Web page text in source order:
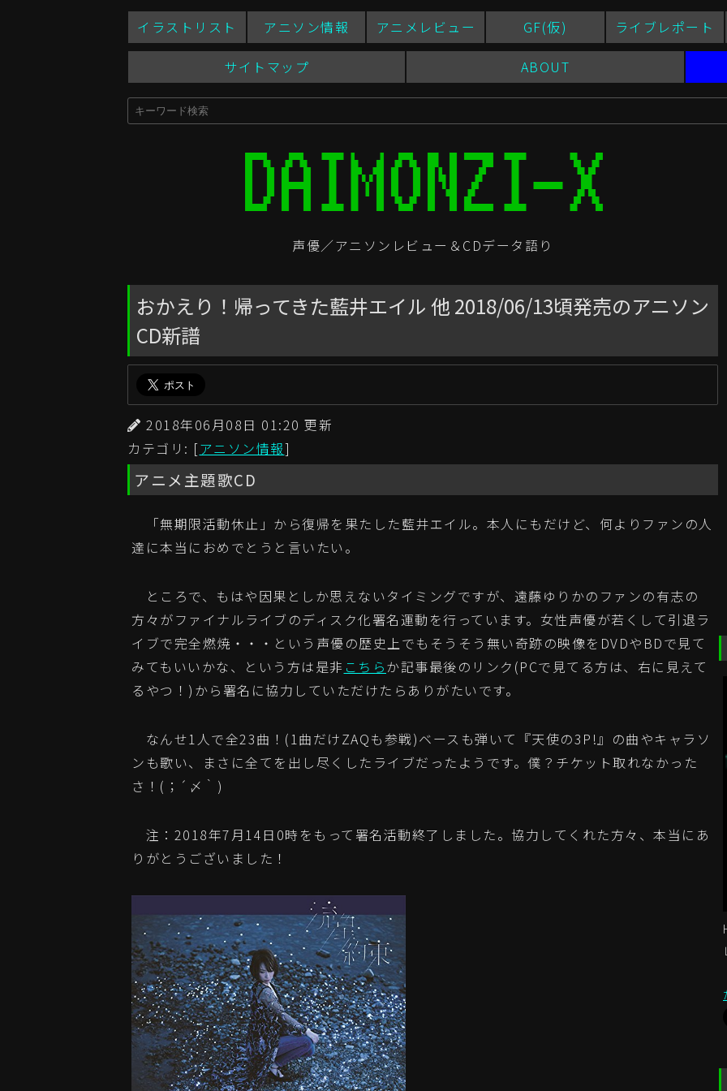
イラストリスト アニソン情報 アニメレビュー GF(仮) ライブレポート
サイトマップ ABOUT
声優／アニソンレビュー＆CDデータ語り
おかえり！帰ってきた藍井エイル 他 2018/06/13頃発売のアニソン
CD新譜
2018年06月08日 01:20 更新
カテゴリ: [アニソン情報]
アニメ主題歌CD
「無期限活動休止」から復帰を果たした藍井エイル。本人にもだけど、何よりファンの人
達に本当におめでとうと言いたい。
ところで、もはや因果としか思えないタイミングですが、遠藤ゆりかのファンの有志の
方々がファイナルライブのディスク化署名運動を行っています。女性声優が若くして引退ラ
イブで完全燃焼・・・という声優の歴史上でもそうそう無い奇跡の映像をDVDやBDで見て
みてもいいかな、という方は是非 こちらか記事最後のリンク(PCで見てる方は、右に見えて
るやつ！)から署名に協力していただけたらありがたいです。
なんせ1人で全23曲！(1曲だけZAQも参戦)ベースも弾いて『天使の3P!』の曲やキャラソ
ンも歌い、まさに全てを出し尽くしたライブだったようです。僕？チケット取れなかった
さ！(；´〆｀)
注：2018年7月14日0時をもって署名活動終了しました。協力してくれた方々、本当にあ
りがとうございました！